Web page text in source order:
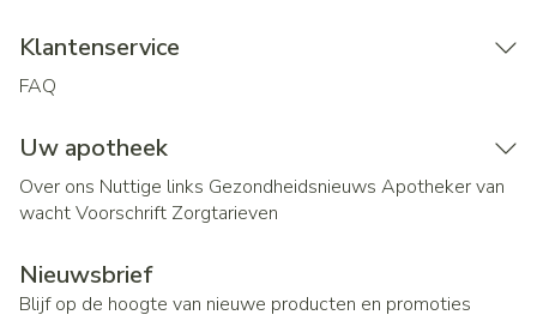
Klantenservice
FAQ
Uw apotheek
Over ons Nuttige links Gezondheidsnieuws Apotheker van
wachtVoorschrift Zorgtarieven
Nieuwsbrief
Blijf op de hoogte van nieuwe producten en promoties